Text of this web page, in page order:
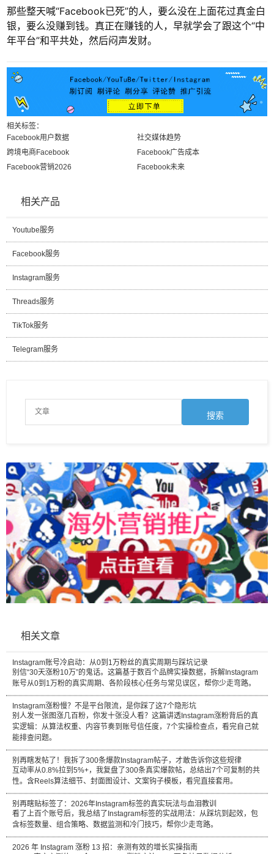
那些整天喊“Facebook已死”的人，要么没在上面花过真金白
银，要么没赚到钱。真正在赚钱的人，早就学会了跟这个“中
年平台”和平共处，然后闷声发财。
相关标签：
Facebook用户数据
社交媒体趋势
跨境电商Facebook
Facebook广告成本
Facebook营销2026
Facebook未来
相关产品
Youtube服务
Facebook服务
Instagram服务
Threads服务
TikTok服务
Telegram服务
相关文章
Instagram账号冷启动：从0到1万粉丝的真实周期与踩坑记录
别信“30天涨粉10万”的鬼话。这篇基于数百个品牌实操数据，拆解Instagram
账号从0到1万粉的真实周期、各阶段核心任务与常见误区，帮你少走弯路。
Instagram涨粉慢？不是平台限流，是你踩了这7个隐形坑
别人发一张图涨几百粉，你发十张没人看？这篇讲透Instagram涨粉背后的真
实逻辑：从算法权重、内容节奏到账号信任度，7个实操检查点，看完自己就
能排查问题。
别再瞎发帖了！我拆了300条爆款Instagram帖子，才敢告诉你这些规律
互动率从0.8%拉到5%+，我复盘了300条真实爆款帖，总结出7个可复制的共
性。含Reels算法细节、封面图设计、文案钩子模板，看完直接套用。
别再瞎贴标签了：2026年Instagram标签的真实玩法与血泪教训
看了上百个账号后，我总结了Instagram标签的实战用法：从踩坑到起效，包
含标签数量、组合策略、数据监测和冷门技巧，帮你少走弯路。
2026 年 Instagram 涨粉 13 招：亲测有效的增长实操指南